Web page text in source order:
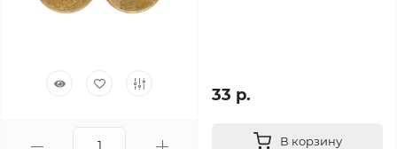
33 р.
В корзину